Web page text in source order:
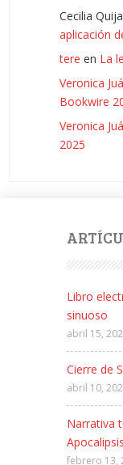
Cecilia
aplicación
tere en La
Veronica
Bookwire
Veronica
2025
Libro
sinuoso
abril 15,
Cierre de
abril 10,
Narrativa
febrero 13,